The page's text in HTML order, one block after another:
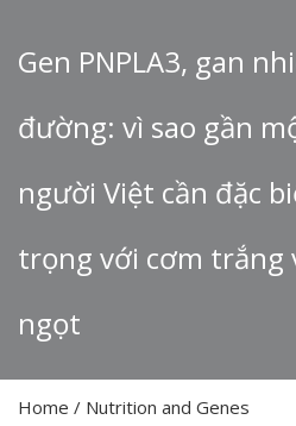
Gen PNPLA3, gan
đường: vì sao gần
người Việt cần đặc
trọng với cơm trắng
ngọt
Home / Nutrition and Genes